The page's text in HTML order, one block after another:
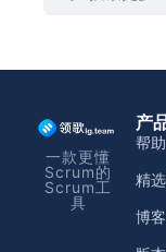
一款更懂
Scrum的
Scrum工
具
产
帮
精
博